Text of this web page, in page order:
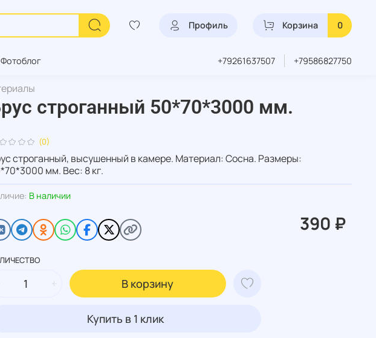
Профиль Корзина 0
Фотоблог +79261637507 +79586827750
(0)
В наличии
строганный 50*70*3000 мм.
390 ₽
В корзину
Купить в 1 клик
строганный, высушенный в камере. Материал: Сосна. Размеры:
мм. Вес: 8 кг.